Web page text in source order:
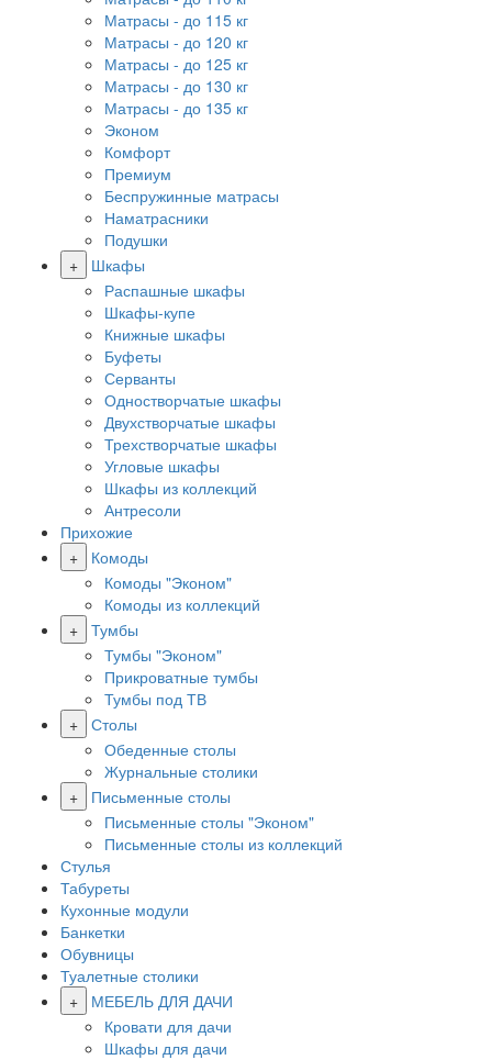
Матрасы - до 115 кг
Матрасы - до 120 кг
Матрасы - до 125 кг
Матрасы - до 130 кг
Матрасы - до 135 кг
Эконом
Комфорт
Премиум
Беспружинные матрасы
Наматрасники
Подушки
+
Шкафы
Распашные шкафы
Шкафы-купе
Книжные шкафы
Буфеты
Серванты
Одностворчатые шкафы
Двухстворчатые шкафы
Трехстворчатые шкафы
Угловые шкафы
Шкафы из коллекций
Антресоли
Прихожие
+
Комоды
Комоды "Эконом"
Комоды из коллекций
+ Тумбы
Тумбы "Эконом"
Прикроватные тумбы
Тумбы под ТВ
+ Столы
Обеденные столы
Журнальные столики
+
Письменные столы
Письменные столы "Эконом"
Письменные столы из коллекций
Стулья
Табуреты
Кухонные модули
Банкетки
Обувницы
Туалетные столики
+
МЕБЕЛЬ ДЛЯ ДАЧИ
Кровати для дачи
Шкафы для дачи